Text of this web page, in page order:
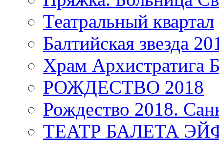
Театральный квартал
Балтийская звезда
Храм
РОЖДЕСТВО 2018
Рождество 2018.
ТЕАТР БАЛЕТА